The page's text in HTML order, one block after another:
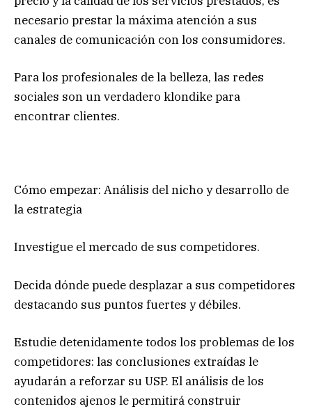
necesario prestar la máxima atención a sus
canales de comunicación con los consumidores.
Para los profesionales de la belleza, las redes
sociales son un verdadero klondike para
encontrar clientes.
Cómo empezar: Análisis del nicho y desarrollo de
la estrategia
Investigue el mercado de sus competidores.
Decida dónde puede desplazar a sus competidores
destacando sus puntos fuertes y débiles.
Estudie detenidamente todos los problemas de los
competidores: las conclusiones extraídas le
ayudarán a reforzar su USP. El análisis de los
contenidos ajenos le permitirá construir